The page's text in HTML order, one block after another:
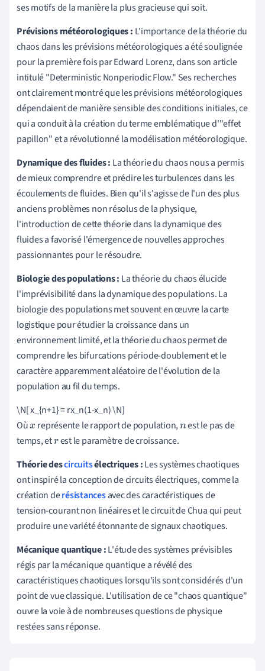
ses motifs de la manière la plus gracieuse qui soit.
Prévisions météorologiques : L'importance de la théorie du
chaos dans les prévisions météorologiques a été soulignée
pour la première fois par Edward Lorenz, dans son article
intitulé "Deterministic Nonperiodic Flow." Ses recherches
ont clairement montré que les prévisions météorologiques
dépendaient de manière sensible des conditions initiales, ce
qui a conduit à la création du terme emblématique d'"effet
papillon" et a révolutionné la modélisation météorologique.
Dynamique des fluides : La théorie du chaos nous a permis
de mieux comprendre et prédire les turbulences dans les
écoulements de fluides. Bien qu'il s'agisse de l'un des plus
anciens problèmes non résolus de la physique,
l'introduction de cette théorie dans la dynamique des
fluides a favorisé l'émergence de nouvelles approches
passionnantes pour le résoudre.
Biologie des populations : La théorie du chaos élucide
l'imprévisibilité dans la dynamique des populations. La
biologie des populations met souvent en œuvre la carte
logistique pour étudier la croissance dans un
environnement limité, et la théorie du chaos permet de
comprendre les bifurcations période-doublement et le
caractère apparemment aléatoire de l'évolution de la
population au fil du temps.
\N[ x_{n+1} = rx_n(1-x_n) \N]
Oùx représente le rapport de population,nest le pas de
temps, etrest le paramètre de croissance.
Théorie descircuitsélectriques :Les systèmes chaotiques
ont inspiré la conception de circuits électriques, comme la
création derésistancesavec des caractéristiques de
tension-courant non linéaires et le circuit de Chua qui peut
produire une variété étonnante de signaux chaotiques.
Mécanique quantique :L'étude des systèmes prévisibles
régis par la mécanique quantique a révélé des
caractéristiques chaotiques lorsqu'ils sont considérés d'un
point de vue classique. L'utilisation de ce "chaos quantique"
ouvre la voie à de nombreuses questions de physique
restées sans réponse.